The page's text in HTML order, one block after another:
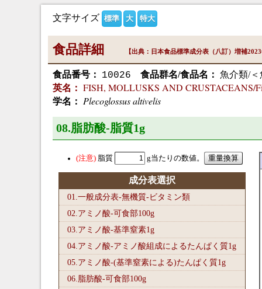
文字サイズ 標準 大 特大
食品詳細 【出典：日本食品標準成分表（八訂）増補
食品番号： 10026 食品群名/食品名： 魚介類/
英名： FISH, MOLLUSKS AND CRUSTACEANS/
学名： Plecoglossus altivelis
08.脂肪酸-脂質1g
脂質 g当たりの数値。
成分表選択
01.一般成分表-無機質-ビタミン類
02.アミノ酸-可食部100g
03.アミノ酸-基準窒素1g
04.アミノ酸-アミノ酸組成によるたんぱく質1g
05.アミノ酸-(基準窒素による)たんぱく質1g
06.脂肪酸-可食部100g